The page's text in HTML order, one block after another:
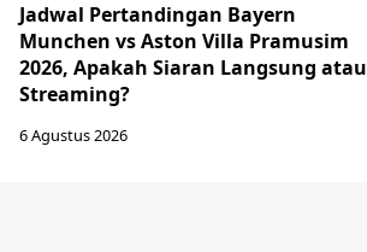
Jadwal Pertandingan Bayern
Munchen vs Aston Villa Pramusim
2026, Apakah Siaran Langsung atau
Streaming?
6 Agustus 2026